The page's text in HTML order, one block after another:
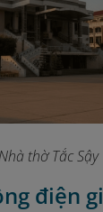
Nhà thờ Tắc Sậy
điện